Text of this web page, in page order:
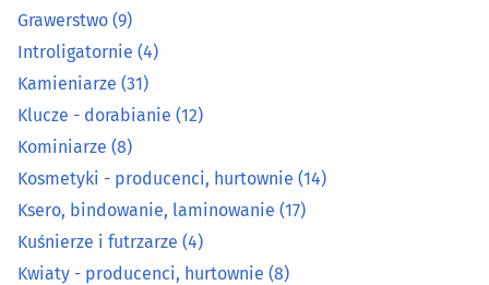
Kuśnierze i futrzarze
Kwiaty - producenci, hurtownie
Magazyny, kontenery, magazynowanie
Magle (6)
Grawerstwo (9)
Introligatornie (4)
Kamieniarze (31)
Klucze - dorabianie (12)
Kominiarze (8)
Kosmetyki - producenci, hurtownie (14)
Ksero, bindowanie, laminowanie (17)
Kuśnierze i futrzarze (4)
Kwiaty - producenci, hurtownie (8)